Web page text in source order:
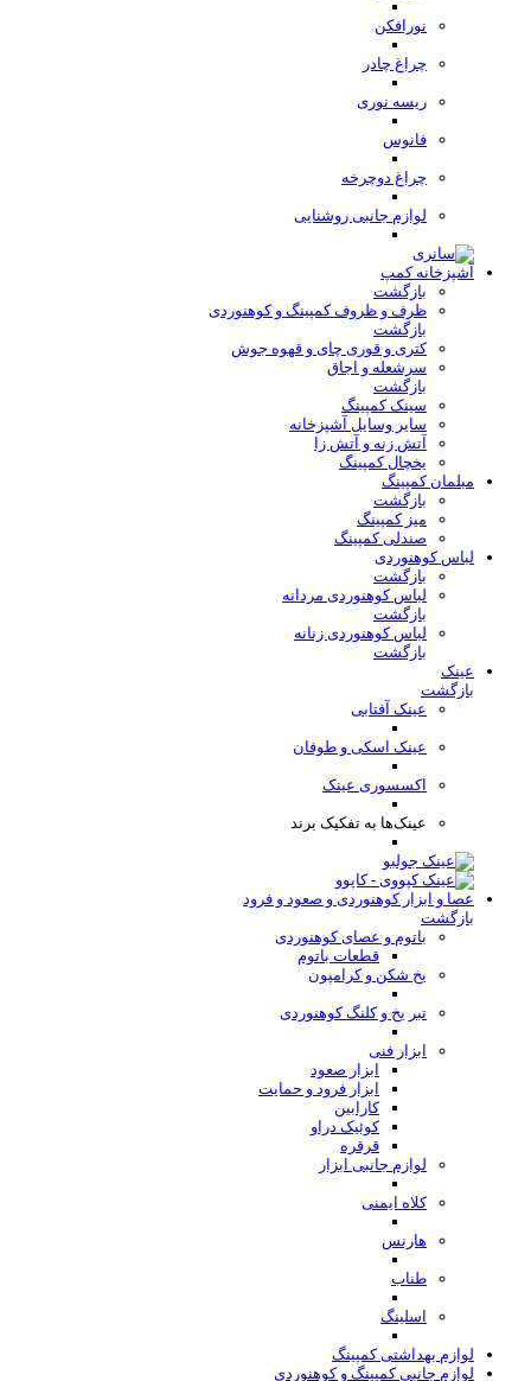
نورافکن
چراغ چادر
ریسه نوری
فانوس
چراغ دوچرخه
لوازم جانبی روشنایی
آشپزخانه کمپ
بازگشت
ظرف و ظروف کمپینگ و کوهنوردی
بازگشت
کتری و قوری چای و قهوه جوش
سرشعله و اجاق
بازگشت
سینک کمپینگ
سایر وسایل آشپزخانه
آتش زنه و آتش زا
یخچال کمپینگ
مبلمان کمپینگ
بازگشت
میز کمپینگ
صندلی کمپینگ
لباس کوهنوردی
بازگشت
لباس کوهنوردی مردانه
بازگشت
لباس کوهنوردی زنانه
بازگشت
عینک
بازگشت
عینک آفتابی
عینک اسکی و طوفان
اکسسوری عینک
عینک‌ها به تفکیک برند
عصا و ابزار کوهنوردی و صعود و فرود
بازگشت
باتوم و عصای کوهنوردی
قطعات باتوم
یخ شکن و کرامپون
تبر یخ و کلنگ کوهنوردی
ابزار فنی
ابزار صعود
ابزار فرود و حمایت
کارابین
کوئیک دراو
قرقره
لوازم جانبی ابزار
کلاه ایمنی
هارنس
طناب
اسلینگ
لوازم بهداشتی کمپینگ
لوازم جانبی کمپینگ و کوهنوردی